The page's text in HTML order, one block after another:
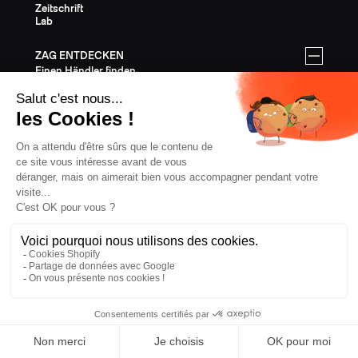
Zeitschrift
Lab
ZAG ENTDECKEN
Einen Händler finden
PREISE FÜR GESCHÄFTSKUNDEN
Vorteile
HILFE
Mein Konto
Kontakt
Kundendienst und Garantie
Lieferung & Rücksendung
Montageanleitung
Alle Freeride-Skier
Geschenkgutscheine